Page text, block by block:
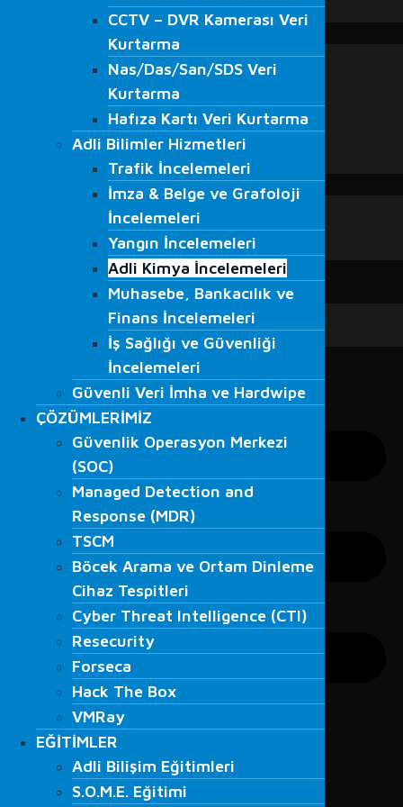
VMRay
Adli Bilişim Eğitimleri
S.O.M.E. Eğitimi
Veri Kurtarma Eğitimleri
Bilgi Güvenliği Farkındalığı Eğitimi
Beyaz Şapkalı Hacker Eğitimleri
Ağ Güvenliği Eğitimleri
Haberler
Medyada Fordefence
İLETİŞİM
CCTV – DVR Kamerası Veri
Kurtarma
Nas/Das/San/SDS Veri
Kurtarma
Hafıza Kartı Veri Kurtarma
Adli Bilimler Hizmetleri
Trafik İncelemeleri
İmza & Belge ve Grafoloji
İncelemeleri
Yangın İncelemeleri
Adli Kimya İncelemeleri
Muhasebe, Bankacılık ve
Finans İncelemeleri
İş Sağlığı ve Güvenliği
İncelemeleri
Güvenli Veri İmha ve Hardwipe
ÇÖZÜMLERİMİZ
Güvenlik Operasyon Merkezi
(SOC)
Managed Detection and
Response (MDR)
TSCM
Böcek Arama ve Ortam Dinleme
Cihaz Tespitleri
Cyber Threat Intelligence (CTI)
Resecurity
Forseca
Hack The Box
VMRay
EĞİTİMLER
Adli Bilişim Eğitimleri
S.O.M.E. Eğitimi
CCTV – DVR Kamerası Veri
Kurtarma
Nas/Das/San/SDS Veri
Kurtarma
Hafıza Kartı Veri Kurtarma
Adli Bilimler Hizmetleri
Trafik İncelemeleri
İmza & Belge ve Grafoloji
İncelemeleri
Yangın İncelemeleri
Adli Kimya İncelemeleri
Muhasebe, Bankacılık ve
Finans İncelemeleri
İş Sağlığı ve Güvenliği
İncelemeleri
Güvenli Veri İmha ve Hardwipe
ÇÖZÜMLERİMİZ
Güvenlik Operasyon Merkezi
(SOC)
Managed Detection and
Response (MDR)
TSCM
Böcek Arama ve Ortam Dinleme
Cihaz Tespitleri
Cyber Threat Intelligence (CTI)
Resecurity
Forseca
Hack The Box
VMRay
EĞİTİMLER
Adli Bilişim Eğitimleri
S.O.M.E. Eğitimi